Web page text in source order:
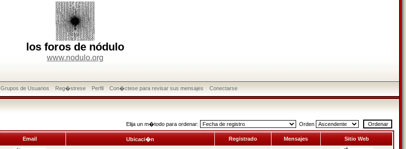
los foros de nódulo
www.nodulo.org
Grupos de Usuarios Reg�strese Perfil Con�ctese para revisar sus mensajes Conectarse
Elija un m�todo para ordenar: Orden
Email Ubicaci�n Registrado Mensajes Sitio Web